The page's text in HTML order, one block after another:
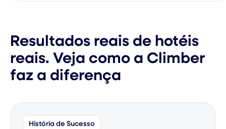
Resultados reais de hotéis
reais. Veja como a Climber
faz a diferença
História de Sucesso